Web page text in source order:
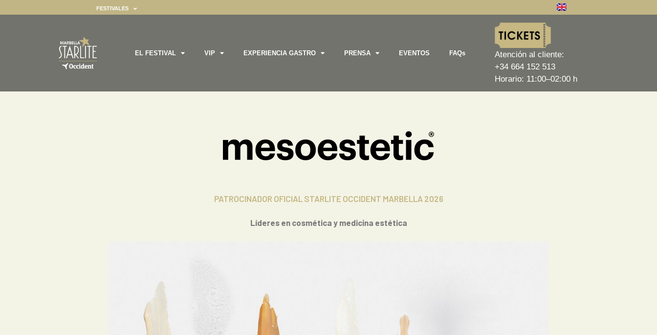
ciertas funciones. Encontrará información detallada sobre todas las cookies en cada categoría de consentimiento a continuación.
ya que son esenciales para habilitar las funcionalidades básicas del sitio.
FESTIVALES
EL FESTIVAL VIP EXPERIENCIA GASTRO PRENSA EVENTOS FAQs
Atención al cliente:
+34 664 152 513
Horario: 11:00–02:00 h
PATROCINADOR OFICIAL STARLITE OCCIDENT MARBELLA 2026
Líderes en cosmética y medicina estética